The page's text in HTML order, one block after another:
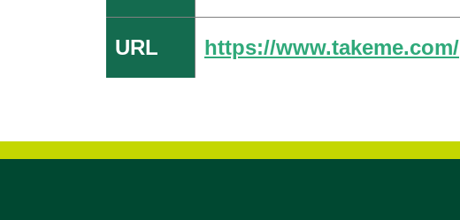
URL https://www.takeme.com/